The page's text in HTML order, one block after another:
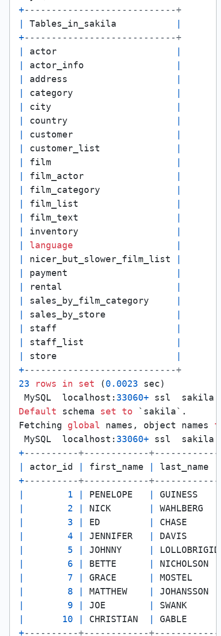
+----------------------------+
Tables_in_sakila
+----------------------------+
actor
actor_info
address
category
city
country
customer
customer_list
film
film_actor
film_category
film_list
film_text
inventory
language
nicer_but_slower_film_list
payment
rental
sales_by_film_category
sales_by_store
staff
staff_list
store
+----------------------------+
23
rows in set (0.0023 sec)
MySQL  localhost: 33060+ ssl
Default schema set to `sakila`.
Fetching global names, object names
MySQL  localhost: 33060+ ssl
+----------+------------
actor_id first_name
+----------+------------
1 PENELOPE
2 NICK
3 ED
4 JENNIFER
5 JOHNNY
6 BETTE
7 GRACE
8 MATTHEW
9 JOE
10 CHRISTIAN
+----------+------------